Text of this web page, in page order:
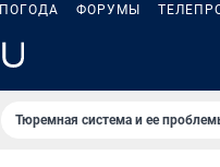
ПОГОДА ФОРУМЫ
Тюремная система и ее